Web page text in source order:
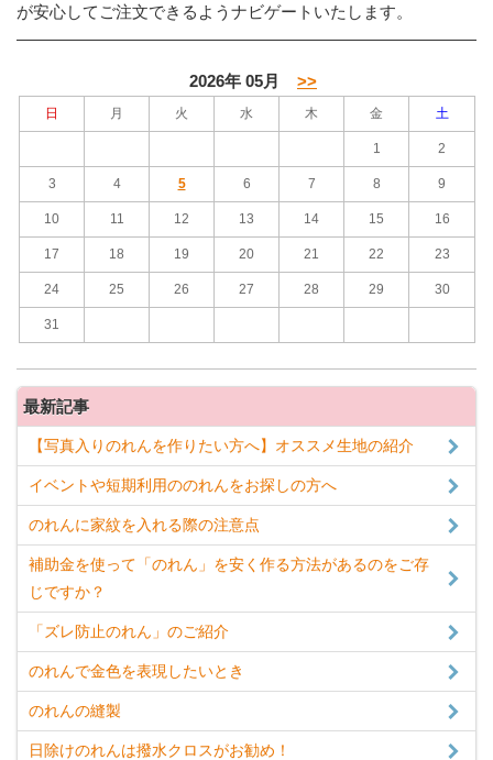
が安心してご注文できるようナビゲートいたします。
2026年 05月 >>
日 月 火 水 木 金 土
1 2
3 4 5 6 7 8 9
10 11 12 13 14 15 16
17 18 19 20 21 22 23
24 25 26 27 28 29 30
31
最新記事
【写真入りのれんを作りたい方へ】オススメ生地の紹介
イベントや短期利用ののれんをお探しの方へ
のれんに家紋を入れる際の注意点
補助金を使って「のれん」を安く作る方法があるのをご存
じですか？
「ズレ防止のれん」のご紹介
のれんで金色を表現したいとき
のれんの縫製
日除けのれんは撥水クロスがお勧め！